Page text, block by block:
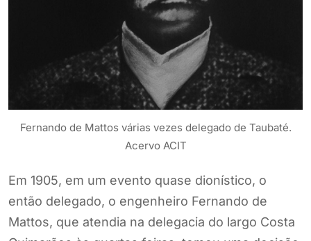
Fernando de Mattos várias vezes delegado de Taubaté.
Acervo ACIT
Em 1905, em um evento quase dionístico, o
então delegado, o engenheiro Fernando de
Mattos, que atendia na delegacia do largo Costa